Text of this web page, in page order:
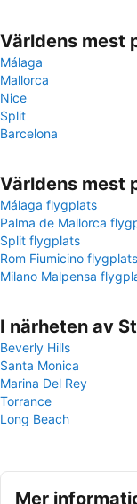
Världens mest
Málaga
Mallorca
Nice
Split
Barcelona
Världens mest
Málaga flygplats
Palma de Mallorca
Split flygplats
Rom Fiumicino flygplats
Milano Malpensa
I närheten av
Beverly Hills
Santa Monica
Marina Del Rey
Torrance
Long Beach
Mer